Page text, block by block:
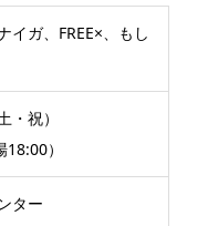
イガ、FREE×、もし
・祝）
）
ター